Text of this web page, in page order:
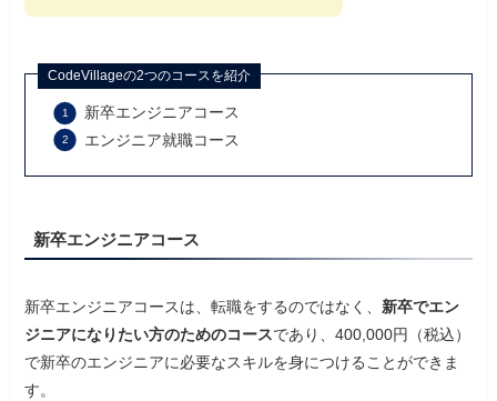
CodeVillageの2つのコースを紹介
新卒エンジニアコース
エンジニア就職コース
新卒エンジニアコース
新卒エンジニアコースは、転職をするのではなく、新卒でエン
ジニアになりたい方のためのコースであり、400,000円（税込）
で新卒のエンジニアに必要なスキルを身につけることができま
す。